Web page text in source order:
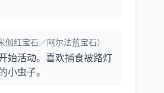
红宝石／阿尔法蓝宝石）
始活动。喜欢捕食被路灯
小虫子。